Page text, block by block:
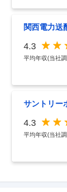
関西電力送
4.3
平均年収(当社
サントリー
4.3
平均年収(当社